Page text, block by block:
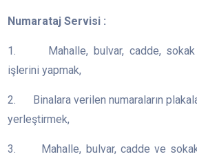
Numarataj Servisi :
1. Mahalle, bulvar, cadde, sokak
işlerini yapmak,
2. Binalara verilen numaraların
yerleştirmek,
3. Mahalle, bulvar, cadde ve